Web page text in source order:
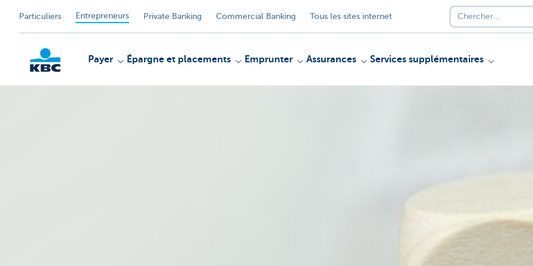
Particuliers Entrepreneurs Private Banking Commercial Banking Tous les sites internet
Payer Épargne et placements Emprunter Assurances Services supplémentaires